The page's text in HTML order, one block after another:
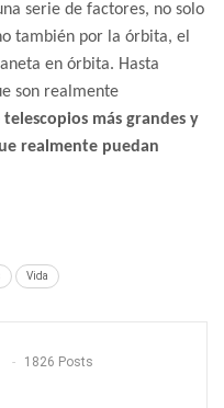
serie de factores, no solo
también por la órbita, el
en órbita. Hasta
son realmente
más grandes y
realmente puedan
Vida
1826 Posts